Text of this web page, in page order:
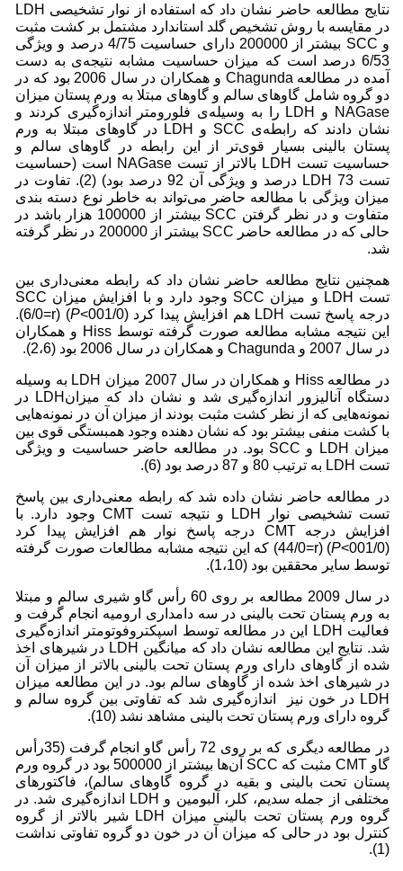
نتایج مطالعه‌ حاضر نشان داد که استفاده از نوار تشخیصی LDH
در مقایسه با روش تشخیص گلد استاندارد مشتمل بر کشت مثبت
و SCC بیشتر از 200000 دارای حساسیت 4/75 درصد و ویژگی
6/53 درصد است که میزان حساسیت مشابه نتیجه‌ی به دست
آمده در مطالعه Chagunda و همکاران در سال 2006 بود که در
دو گروه شامل گاوهای سالم و گاوهای مبتلا به ورم پستان میزان
NAGase و LDH را به وسیله‌ی فلورومتر اندازه‌گیری کردند و
نشان دادند که رابطه‌ی SCC و LDH در گاوهای مبتلا به ورم
پستان بالینی بسیار قوی‌تر از این رابطه در گاوهای سالم و
حساسیت تست LDH بالاتر از تست NAGase است (حساسیت
تست LDH 73 درصد و ویژگی آن 92 درصد بود) (2). تفاوت در
میزان ویژگی با مطالعه حاضر می‌تواند به خاطر نوع دسته بندی
متفاوت و در نظر گرفتن SCC بیشتر از 100000 هزار باشد در
حالی که در مطالعه حاضر SCC بیشتر از 200000 در نظر گرفته
شد.
همچنین نتایج مطالعه حاضر نشان داد که رابطه معنی‌داری بین
تست LDH و میزان SCC وجود دارد و با افزایش میزان SCC
درجه پاسخ تست LDH هم افزایش پیدا کرد (001/0>
P
) (6/0=r).
این نتیجه مشابه مطالعه صورت گرفته توسط Hiss و همکاران
در سال 2007 و Chagunda و همکاران در سال 2006 بود (2،6).
در مطالعه Hiss و همکاران در سال 2007 میزان LDH به وسیله‌
دستگاه آنالیزور اندازه‌گیری شد و نشان داد که میزانLDH در
نمونه‌هایی که از نظر کشت مثبت بودند از میزان آن در نمونه‌هایی
با کشت منفی بیشتر بود که نشان دهنده وجود همبستگی قوی بین
میزان LDH و SCC بود. در مطالعه حاضر حساسیت و ویژگی
تست LDH به ترتیب 80 و 87 درصد بود (6).
در مطالعه‌ حاضر نشان داده شد که رابطه معنی‌داری بین پاسخ
تست تشخیصی نوار LDH و نتیجه تست CMT وجود دارد. با
افزایش درجه CMT درجه پاسخ نوار هم افزایش پیدا کرد
(001/0>
P
) (44/0=r) که این نتیجه مشابه مطالعات صورت گرفته
توسط سایر محققین بود (1،10).
در سال 2009 مطالعه بر روی 60 رأس گاو شیری سالم و مبتلا
به ورم پستان تحت بالینی در سه دامداری ارومیه انجام‌ گرفت و
فعالیت LDH این در مطالعه توسط اسپکتروفوتومتر اندازه‌گیری
شد. نتایج این مطالعه نشان داد که میانگین LDH در شیرهای اخذ
شده از گاوهای دارای ورم پستان تحت بالینی بالاتر از میزان آن
در شیرهای اخذ شده از گاوهای سالم بود. در این مطالعه میزان
LDH در خون نیز اندازه‌گیری شد که تفاوتی بین گروه سالم و
گروه دارای ورم پستان تحت بالینی مشاهد نشد (10).
در مطالعه‌ دیگری که بر روی 72 رأس گاو انجام گرفت (35رأس
گاو CMT مثبت که SCC آن‌ها بیشتر از 500000 بود در گروه ورم
پستان تحت بالینی و بقیه در گروه گاوهای سالم)، فاکتورهای
مختلفی از جمله سدیم، کلر، آلبومین و LDH اندازه‌گیری شد. در
گروه ورم پستان تحت بالینی میزان LDH شیر بالاتر از گروه
کنترل بود در حالی که میزان آن در خون دو گروه تفاوتی نداشت
(1).